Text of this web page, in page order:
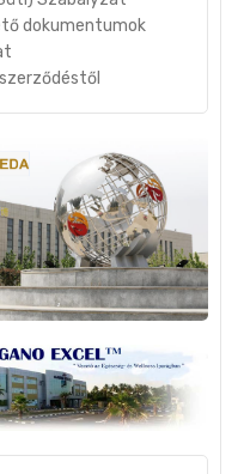
dokumentumok